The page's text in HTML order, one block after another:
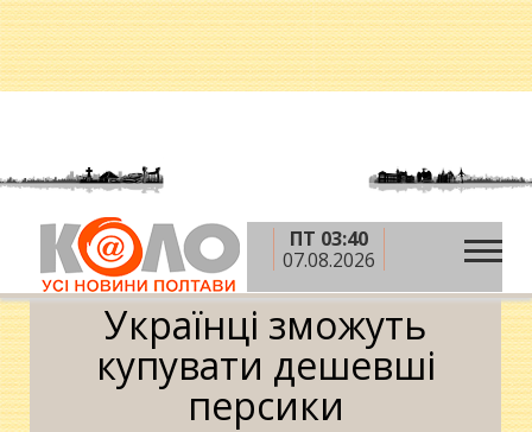
ПТ 03:40
07.08.2026
Головна » Новини »
Українці зможуть купувати
дешевші персики
Українці зможуть
купувати дешевші
персики